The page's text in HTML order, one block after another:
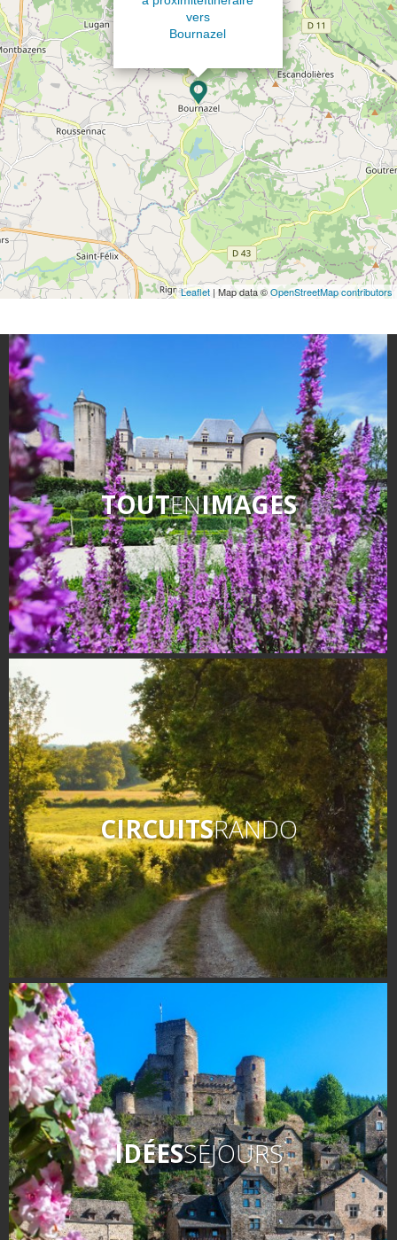
vers
Bournazel
Leaflet | Map data ©OpenStreetMap contributors
TOUTENIMAGES
CIRCUITSRANDO
IDÉESSÉJOURS